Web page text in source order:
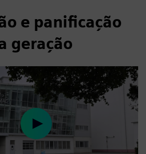
e panificação
geração
Play